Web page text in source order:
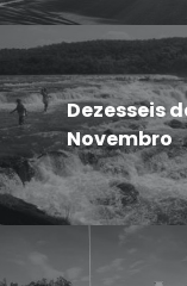
Dezesseis
Novembro